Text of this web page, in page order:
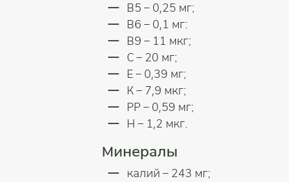
В5 – 0,25 мг;
В6 – 0,1 мг:
В9 – 11 мкг;
С – 20 мг;
Е – 0,39 мг;
К – 7,9 мкг;
РР – 0,59 мг;
Н – 1,2 мкг.
Минералы
калий – 243 мг;